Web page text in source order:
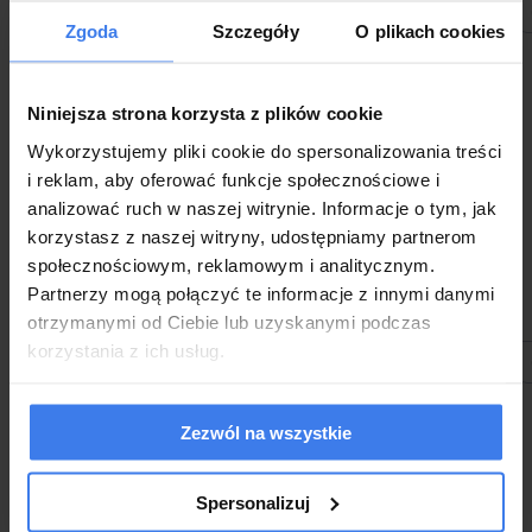
Zgoda Szczegóły O plikach cookies
Niniejsza strona korzysta z plików cookie
Wykorzystujemy pliki cookie do spersonalizowania treści
i reklam, aby oferować funkcje społecznościowe i
analizować ruch w naszej witrynie. Informacje o tym, jak
korzystasz z naszej witryny, udostępniamy partnerom
społecznościowym, reklamowym i analitycznym.
Partnerzy mogą połączyć te informacje z innymi danymi
otrzymanymi od Ciebie lub uzyskanymi podczas
korzystania z ich usług.
Zezwól na wszystkie
Spersonalizuj
Łóżko
tapicerowane
SF1077 | 180x200
| Welur | Czarny
Wysyłka w 48 godzin
-16%
1 049,00 zł
Łóżko
tapicerowane
SF1077 | 180x200
| Welur | Szary
#53
Wysyłka w 48 godzin
-16%